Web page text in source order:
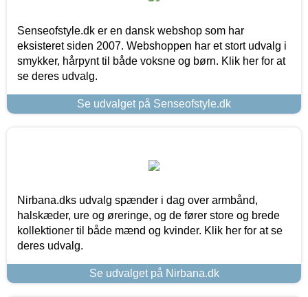
Senseofstyle.dk er en dansk webshop som har
eksisteret siden 2007. Webshoppen har et stort udvalg i
smykker, hårpynt til både voksne og børn. Klik her for at
se deres udvalg.
Se udvalget på Senseofstyle.dk
Nirbana.dks udvalg spænder i dag over armbånd,
halskæder, ure og øreringe, og de fører store og brede
kollektioner til både mænd og kvinder. Klik her for at se
deres udvalg.
Se udvalget på Nirbana.dk